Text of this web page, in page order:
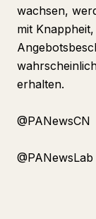
wachsen,
mit
erhalten.
@PANewsCN
@PANewsLab